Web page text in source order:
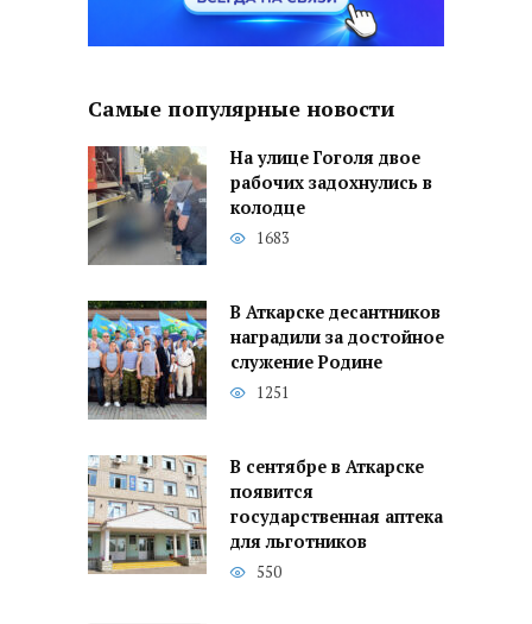
Самые популярные новости
На улице Гоголя двое
рабочих задохнулись в
колодце
1683
В Аткарске десантников
наградили за достойное
служение Родине
1251
В сентябре в Аткарске
появится
государственная аптека
для льготников
550